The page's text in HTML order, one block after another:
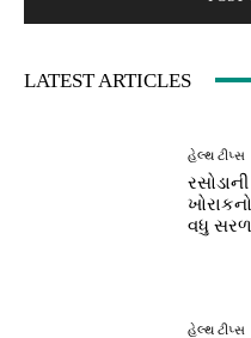
LATEST ARTICLES
હેલ્થ ટીપ્સ
વધુ સરળ
હેલ્થ ટીપ્સ